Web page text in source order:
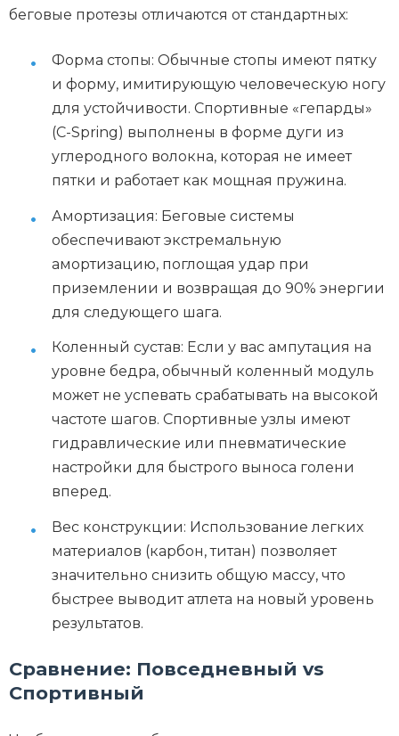
беговые протезы отличаются от стандартных:
Форма стопы: Обычные стопы имеют пятку
и форму, имитирующую человеческую ногу
для устойчивости. Спортивные «гепарды»
(C-Spring) выполнены в форме дуги из
углеродного волокна, которая не имеет
пятки и работает как мощная пружина.
Амортизация: Беговые системы
обеспечивают экстремальную
амортизацию, поглощая удар при
приземлении и возвращая до 90% энергии
для следующего шага.
Коленный сустав: Если у вас ампутация на
уровне бедра, обычный коленный модуль
может не успевать срабатывать на высокой
частоте шагов. Спортивные узлы имеют
гидравлические или пневматические
настройки для быстрого выноса голени
вперед.
Вес конструкции: Использование легких
материалов (карбон, титан) позволяет
значительно снизить общую массу, что
быстрее выводит атлета на новый уровень
результатов.
Сравнение: Повседневный vs
Спортивный